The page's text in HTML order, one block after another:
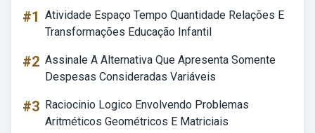
#1 Atividade Espaço Tempo Quantidade Relações E
Transformações Educação Infantil
#2 Assinale A Alternativa Que Apresenta Somente
Despesas Consideradas Variáveis
#3 Raciocinio Logico Envolvendo Problemas
Aritméticos Geométricos E Matriciais